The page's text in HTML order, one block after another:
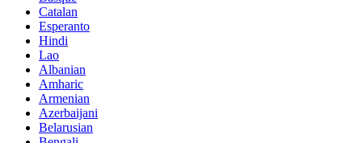
Catalan
Esperanto
Hindi
Lao
Albanian
Amharic
Armenian
Azerbaijani
Belarusian